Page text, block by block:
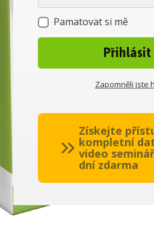
Pamatovat si mě
Zapomněli jste
Získejte
kompletní
video
dní zdarma